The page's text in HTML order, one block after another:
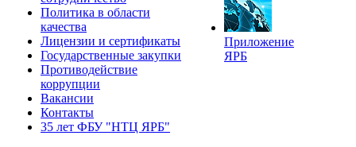
Политика в области
качества
Лицензии и сертификаты
Государственные закупки
Противодействие
коррупции
Вакансии
Контакты
35 лет ФБУ "НТЦ ЯРБ"
Приложение
ЯРБ